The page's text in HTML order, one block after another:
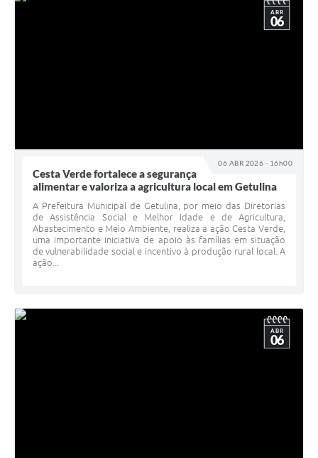
06 ABR 2026 - 16h00
ABR
06
Cesta Verde fortalece a segurança
alimentar e valoriza a agricultura local em Getulina
A Prefeitura Municipal de Getulina, por meio das Diretorias
de Assistência Social e Melhor Idade e de Agricultura,
Abastecimento e Meio Ambiente, realiza a ação Cesta Verde,
uma importante iniciativa de apoio às famílias em situação
de vulnerabilidade social e incentivo à produção rural local. A
ação...
ABR
06